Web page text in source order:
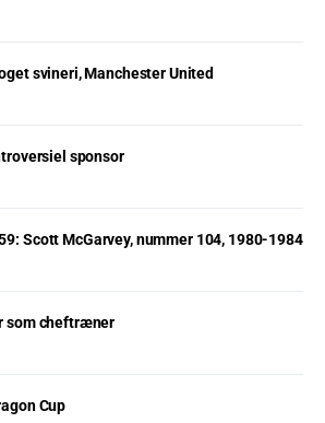
svineri, Manchester United
sponsor
Scott McGarvey, nummer 104, 1980-1984
som cheftræner
Cup